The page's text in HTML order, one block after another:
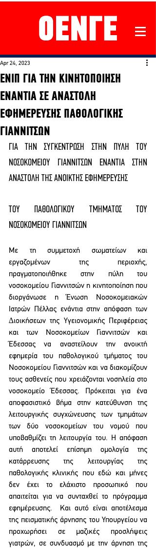
ΕΝΙΠ ΓΙΑ ΤΗΝ ΚΙΝΗΤΟΠΟΙΗΣΗ
ΕΝΑΝΤΙΑ ΣΕ ΑΝΑΣΤΟΛΗ
ΕΦΗΜΕΡΕΥΣΗΣ ΠΑΘΟΛΟΓΙΚΗΣ
ΓΙΑΝΝΙΤΣΩΝ
Apr 24, 2023
ΓΙΑ ΤΗΝ ΣΥΓΚΕΝΤΡΩΣΗ ΣΤΗΝ ΠΥΛΗ ΤΟΥ
ΝΟΣΟΚΟΜΕΙΟΥ ΓΙΑΝΝΙΤΣΩΝ ΕΝΑΝΤΙΑ ΣΤΗΝ
ΑΝΑΣΤΟΛΗ ΤΗΣ ΑΝΟΙΚΤΗΣ ΕΦΗΜΕΡΕΥΣΗΣ
ΤΟΥ ΠΑΘΟΛΟΓΙΚΟΥ ΤΜΗΜΑΤΟΣ ΤΟΥ
ΝΟΣΟΚΟΜΕΙΟΥ ΓΙΑΝΝΙΤΣΩΝ
Με τη συμμετοχή σωματείων και
εργαζομένων της περιοχής,
πραγματοποιήθηκε στην πύλη του
νοσοκομείου Γιαννιτσών η κινητοποίηση που
διοργάνωσε η Ένωση Νοσοκομειακών
Ιατρών Πέλλας ενάντια στην απόφαση των
∆ιοικήσεων της Υγειονομικής Περιφέρειας
και των Νοσοκομείων Γιαννιτσών και
Έδεσσας να αναστείλουν την ανοικτή
εφημερία του παθολογικού τμήματος του
Νοσοκομείου Γιαννιτσών και να διακομίζουν
τους ασθενείς που χρειάζονται νοσηλεία στο
νοσοκομείο Έδεσσας. Πρόκειται για ένα
αποφασιστικό βήμα στην κατεύθυνση της
λειτουργικής συγχώνευσης των τμημάτων
των δύο νοσοκομείων του νομού που
υποβαθμίζει τη λειτουργία του. Η απόφαση
αυτή αποτελεί επίσημη ομολογία της
κατάρρευσης της λειτουργίας της
παθολογικής κλινικής που εδώ και μήνες
δεν έχει το ελάχιστο προσωπικό που
απαιτείται για να συνταχθεί το πρόγραμμα
εφημέρευσης.  Και αυτό είναι αποτέλεσμα
της πεισματικής άρνησης του Υπουργείου να
προχωρήσει σε μαζικές προσλήψεις
γιατρών, σε συνδυασμό με την άρνηση της